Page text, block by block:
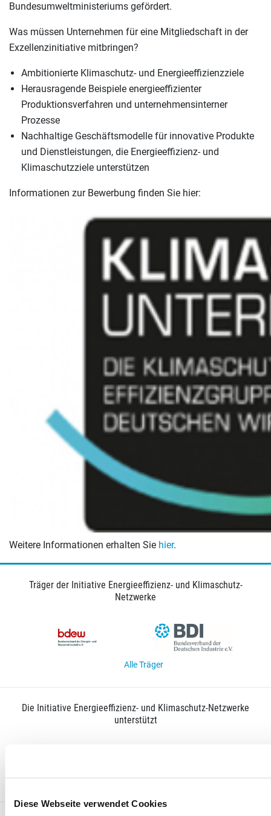
Diese Webseite verwendet Cookies
Bundesumweltministeriums gefördert.
Was müssen Unternehmen für eine Mitgliedschaft in der
Exzellenzinitiative mitbringen?
Ambitionierte Klimaschutz- und Energieeffizienzziele
Herausragende Beispiele energieeffizienter
Produktionsverfahren und unternehmensinterner
Prozesse
Nachhaltige Geschäftsmodelle für innovative Produkte
und Dienstleistungen, die Energieeffizienz- und
Klimaschutzziele unterstützen
Informationen zur Bewerbung finden Sie hier:
Weitere Informationen erhalten Sie hier.
Träger der Initiative Energieeffizienz- und Klimaschutz-
Netzwerke
Alle Träger
Die Initiative Energieeffizienz- und Klimaschutz-Netzwerke
unterstützt